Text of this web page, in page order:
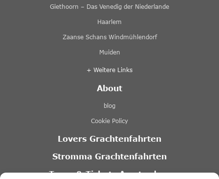
Giethoorn – Das Venedig der Niederlande
Haarlem
Zaanse Schans Windmühlendorf
Muiden
+ Weitere Links
About
blog
Cookie Policy
Lovers Grachtenfahrten
Stromma Grachtenfahrten
Tours & Tickets Amsterdam